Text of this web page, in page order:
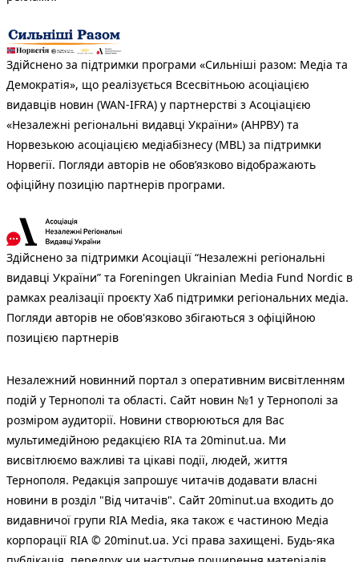
Здійснено за підтримки програми «Сильніші разом: Медіа та
Демократія», що реалізується Всесвітньою асоціацією
видавців новин (WAN-IFRA) у партнерстві з Асоціацією
«Незалежні регіональні видавці України» (АНРВУ) та
Норвезькою асоціацією медіабізнесу (MBL) за підтримки
Норвегії. Погляди авторів не обов’язково відображають
офіційну позицію партнерів програми.
Здійснено за підтримки Асоціації “Незалежні регіональні
видавці України” та Foreningen Ukrainian Media Fund Nordic в
рамках реалізації проєкту Хаб підтримки регіональних медіа.
Погляди авторів не обов'язково збігаються з офіційною
позицією партнерів
Незалежний новинний портал з оперативним висвітленням
подій у Тернополі та області. Сайт новин №1 у Тернополі за
розміром аудиторії. Новини створюються для Вас
мультимедійною редакцією RIA та 20minut.ua. Ми
висвітлюємо важливі та цікаві події, людей, життя
Тернополя. Редакція запрошує читачів додавати власні
новини в розділ "Від читачів". Сайт 20minut.ua входить до
видавничої групи RIA Media, яка також є частиною Медіа
корпорації RIA © 20minut.ua. Усі права захищені. Будь-яка